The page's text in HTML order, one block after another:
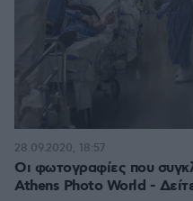
Οι φωτογραφίες που
Athens Photo World -
28.09.2020, 18:57